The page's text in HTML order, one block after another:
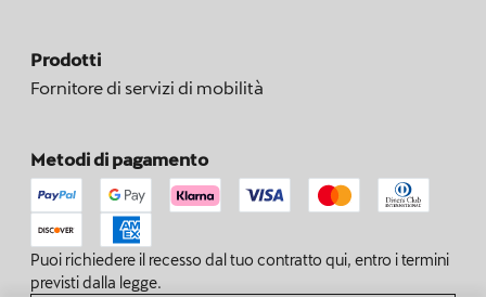
Prodotti
Fornitore di servizi di mobilità
Metodi di pagamento
Puoi richiedere il recesso dal tuo contratto qui, entro i termini
previsti dalla legge.